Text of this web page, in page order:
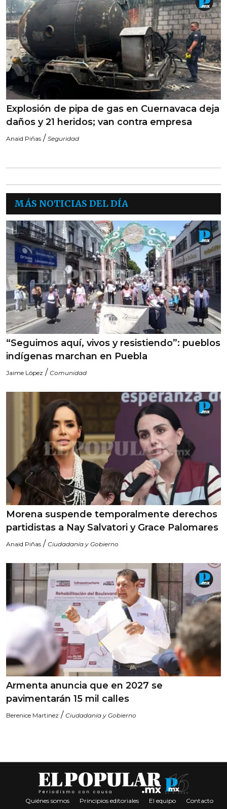
Explosión de pipa de gas en Cuernavaca deja
daños y 21 heridos; van contra empresa
Anaid Piñas / Seguridad
MÁS NOTICIAS DEL DÍA
“Seguimos aquí, vivos y resistiendo”: pueblos
indígenas marchan en Puebla
Jaime López / Comunidad
Morena suspende temporalmente derechos
partidistas a Nay Salvatori y Grace Palomares
Anaid Piñas / Ciudadanía y Gobierno
Armenta anuncia que en 2027 se
pavimentarán 15 mil calles
Berenice Martinez / Ciudadanía y Gobierno
Quiénes somos Principios editoriales El equipo Contacto